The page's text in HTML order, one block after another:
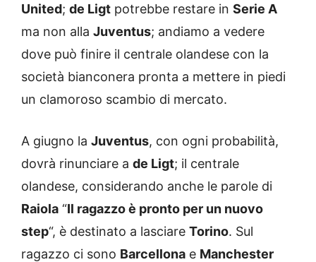
United; de Ligt potrebbe restare in Serie A
ma non alla Juventus; andiamo a vedere
dove può finire il centrale olandese con la
società bianconera pronta a mettere in piedi
un clamoroso scambio di mercato.
A giugno la Juventus, con ogni probabilità,
dovrà rinunciare a de Ligt; il centrale
olandese, considerando anche le parole di
Raiola “Il ragazzo è pronto per un nuovo
step“, è destinato a lasciare Torino. Sul
ragazzo ci sono Barcellona e Manchester